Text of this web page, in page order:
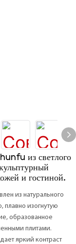
из светлого
и гостиной.
из натурального
плавно изогнутую
образованное
плитами.
яркий контраст